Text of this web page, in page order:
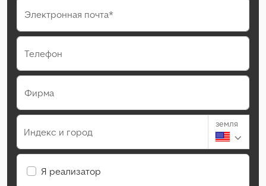
Электронная почта*
Телефон
Фирма
Индекс и город
земля
Я реализатор